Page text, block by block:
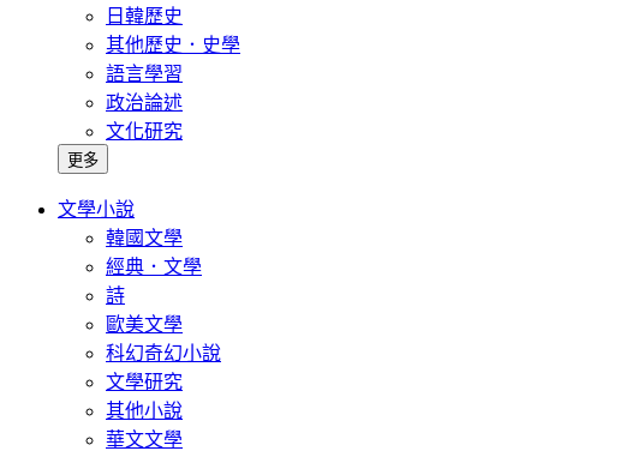
日韓歷史
其他歷史．史學
語言學習
政治論述
文化研究
更多
文學小說
韓國文學
經典．文學
詩
歐美文學
科幻奇幻小說
文學研究
其他小說
華文文學